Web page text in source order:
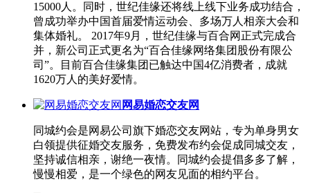
15000人。同时，世纪佳缘还将线上线下业务成功结合，
曾成功举办中国首届爱情运动会、多场万人相亲大会和
集体婚礼。 2017年9月，世纪佳缘与百合网正式完成合
并，新公司正式更名为“百合佳缘网络集团股份有限公
司”。目前百合佳缘集团已触达中国4亿消费者，成就
1620万人的美好爱情。
网易婚恋交友网
同城约会是网易公司旗下婚恋交友网站，专为单身男女
白领提供征婚交友服务，免费发布约会促成同城交友，
坚持诚信相亲，谢绝一夜情。同城约会提倡多多了解，
慢慢相爱，是一个绿色的网友见面的相约平台。